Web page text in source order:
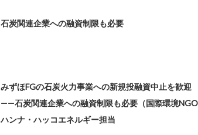
石炭関連企業への融資制限も必要
みずほFGの石炭火力事業への新規投融資中止を歓迎
——石炭関連企業への融資制限も必要（国際環境NGO
ハンナ・ハッコエネルギー担当